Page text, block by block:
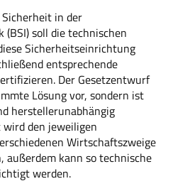
in der
soll die technischen
Sicherheitseinrichtung
entsprechende
Der Gesetzentwurf
Lösung vor, sondern ist
herstellerunabhängig
den jeweiligen
Wirtschaftszweige
außerdem kann so technische
werden.